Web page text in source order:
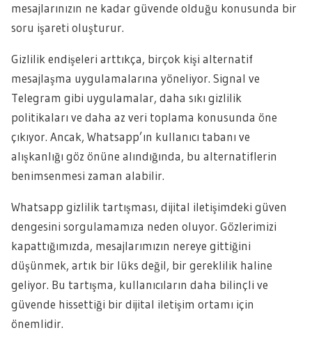
mesajlarınızın ne kadar güvende olduğu konusunda bir
soru işareti oluşturur.
Gizlilik endişeleri arttıkça, birçok kişi alternatif
mesajlaşma uygulamalarına yöneliyor. Signal ve
Telegram gibi uygulamalar, daha sıkı gizlilik
politikaları ve daha az veri toplama konusunda öne
çıkıyor. Ancak, Whatsapp’ın kullanıcı tabanı ve
alışkanlığı göz önüne alındığında, bu alternatiflerin
benimsenmesi zaman alabilir.
Whatsapp gizlilik tartışması, dijital iletişimdeki güven
dengesini sorgulamamıza neden oluyor. Gözlerimizi
kapattığımızda, mesajlarımızın nereye gittiğini
düşünmek, artık bir lüks değil, bir gereklilik haline
geliyor. Bu tartışma, kullanıcıların daha bilinçli ve
güvende hissettiği bir dijital iletişim ortamı için
önemlidir.